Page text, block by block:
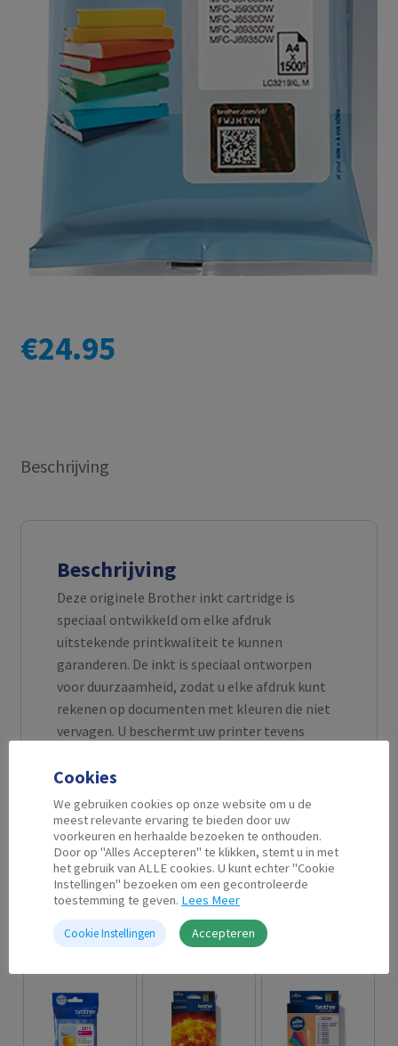
€24.95
Beschrijving
Beschrijving
Deze originele Brother inkt cartridge is
speciaal ontwikkeld om elke afdruk
uitstekende printkwaliteit te kunnen
garanderen. De inkt is speciaal ontworpen
voor duurzaamheid, zodat u elke afdruk kunt
rekenen op documenten met kleuren die niet
vervagen. U beschermt uw printer tevens
originele cartridges kunnen veroorzaken.
Gerelateerde producten
Cookies
We gebruiken cookies op onze website om u de
meest relevante ervaring te bieden door uw
voorkeuren en herhaalde bezoeken te onthouden.
Door op "Alles Accepteren" te klikken, stemt u in met
het gebruik van ALLE cookies. U kunt echter "Cookie
Instellingen" bezoeken om een gecontroleerde
toestemming te geven. Lees Meer
Cookie Instellingen Accepteren